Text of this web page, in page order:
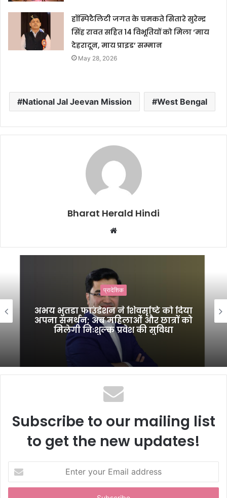
हॉस्पिटैलिटी जगत के चमकते सितारे सुरेन्द्र
सिंह रावत सहित 14 विभूतियों को मिला ‘माय
देहरादून, माय प्राइड’ सम्मान
May 28, 2026
National Jal Jeevan Mission West Bengal
Bharat Herald Hindi
b
i
t
e
प्रादेशिक
अभय भुतडा फाउंडेशन ने शिवसृष्टि को दिया
अपना समर्थन; अब महिलाओं और छात्रों को
मिलेगी निःशुल्क प्रवेश की सुविधा
Subscribe to our mailing list
to get the new updates!
t